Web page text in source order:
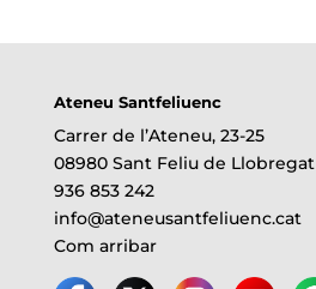
Ateneu Santfeliuenc
Carrer de l’Ateneu, 23-25
08980 Sant Feliu de Llobregat
936 853 242
info@ateneusantfeliuenc.cat
Com arribar